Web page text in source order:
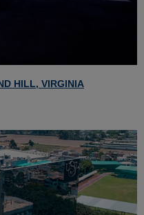
HILL, VIRGINIA